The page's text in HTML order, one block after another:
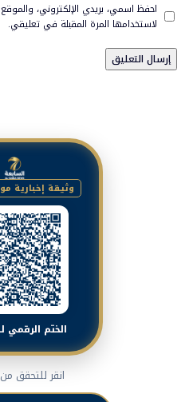
احفظ اسمي، بريدي الإلكتروني،
لاستخدامها المرة المقبلة في تعليقي.
وثيقة إخبارية
الختم الرقمي
انقر للتحقق